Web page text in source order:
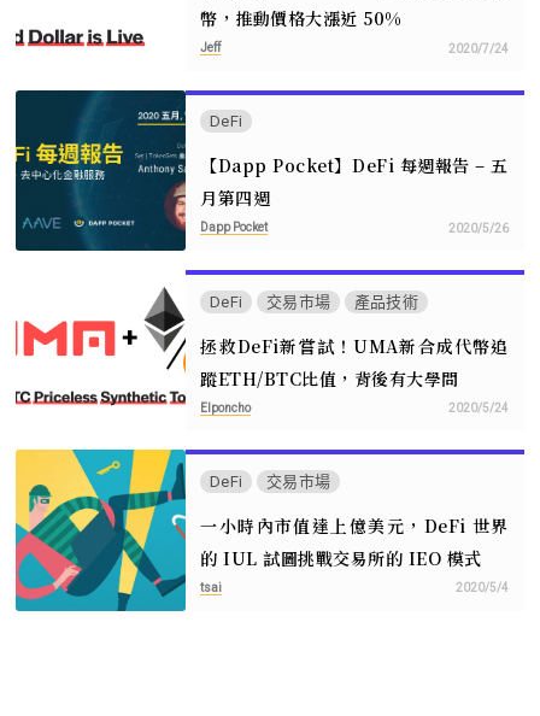
幣，推動價格大漲近 50%
Jeff 2020/7/24
DeFi
【Dapp Pocket】DeFi 每週報告 – 五
月第四週
Dapp Pocket 2020/5/26
DeFi 交易市場 產品技術
拯救DeFi新嘗試！UMA新合成代幣追
蹤ETH/BTC比值，背後有大學問
Elponcho 2020/5/24
DeFi 交易市場
一小時內市值達上億美元，DeFi 世界
的 IUL 試圖挑戰交易所的 IEO 模式
tsai 2020/5/4